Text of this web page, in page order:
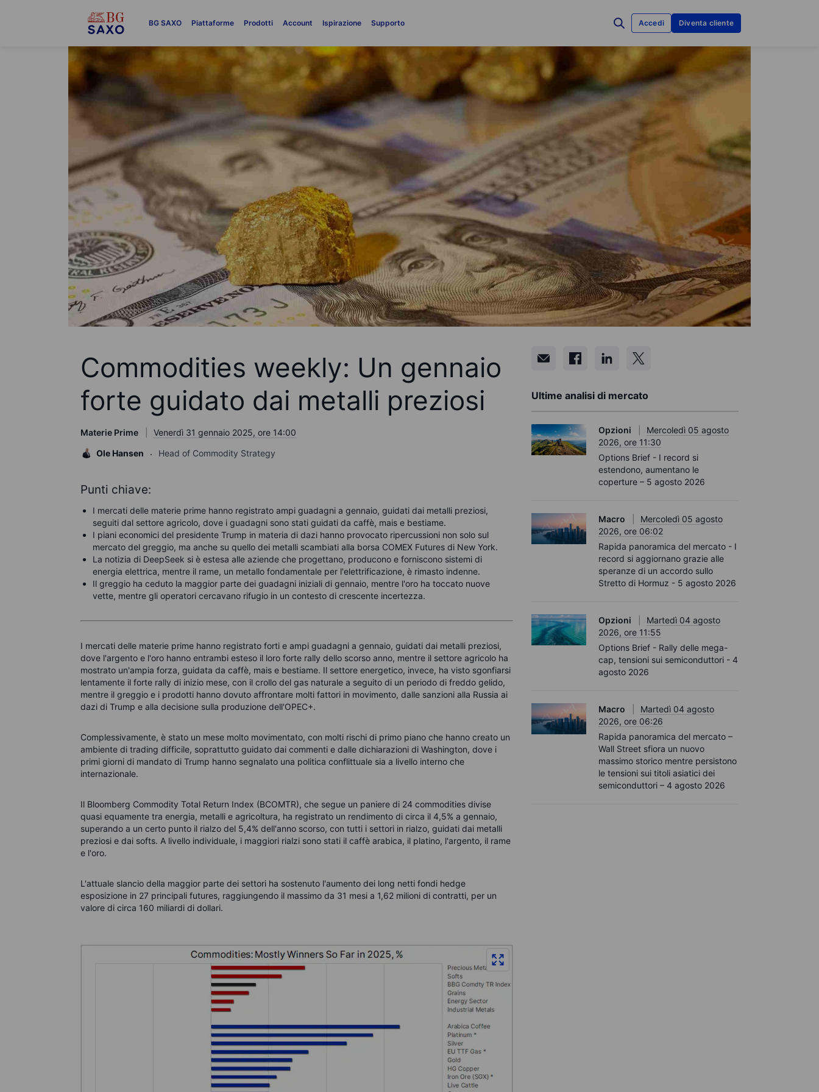
BG SAXO Piattaforme Prodotti Account Ispirazione Supporto Accedi Diventa cliente
Commodities weekly: Un gennaio
forte guidato dai metalli preziosi
Materie Prime
Venerdì 31 gennaio 2025, ore 14:00
Ole Hansen
Head of Commodity Strategy
Punti chiave:
I mercati delle materie prime hanno registrato ampi guadagni a gennaio, guidati dai metalli preziosi,
seguiti dal settore agricolo, dove i guadagni sono stati guidati da caffè, mais e bestiame.
I piani economici del presidente Trump in materia di dazi hanno provocato ripercussioni non solo sul
mercato del greggio, ma anche su quello dei metalli scambiati alla borsa COMEX Futures di New York.
La notizia di DeepSeek si è estesa alle aziende che progettano, producono e forniscono sistemi di
energia elettrica, mentre il rame, un metallo fondamentale per l'elettrificazione, è rimasto indenne.
Il greggio ha ceduto la maggior parte dei guadagni iniziali di gennaio, mentre l'oro ha toccato nuove
vette, mentre gli operatori cercavano rifugio in un contesto di crescente incertezza.
I mercati delle materie prime hanno registrato forti e ampi guadagni a gennaio, guidati dai metalli preziosi,
dove l'argento e l'oro hanno entrambi esteso il loro forte rally dello scorso anno, mentre il settore agricolo ha
mostrato un'ampia forza, guidata da caffè, mais e bestiame. Il settore energetico, invece, ha visto sgonfiarsi
lentamente il forte rally di inizio mese, con il crollo del gas naturale a seguito di un periodo di freddo gelido,
mentre il greggio e i prodotti hanno dovuto affrontare molti fattori in movimento, dalle sanzioni alla Russia ai
dazi di Trump e alla decisione sulla produzione dell'OPEC+.
Complessivamente, è stato un mese molto movimentato, con molti rischi di primo piano che hanno creato un
ambiente di trading difficile, soprattutto guidato dai commenti e dalle dichiarazioni di Washington, dove i
primi giorni di mandato di Trump hanno segnalato una politica conflittuale sia a livello interno che
internazionale.
Il Bloomberg Commodity Total Return Index (BCOMTR), che segue un paniere di 24 commodities divise
quasi equamente tra energia, metalli e agricoltura, ha registrato un rendimento di circa il 4,5% a gennaio,
superando a un certo punto il rialzo del 5,4% dell'anno scorso, con tutti i settori in rialzo, guidati dai metalli
preziosi e dai softs. A livello individuale, i maggiori rialzi sono stati il caffè arabica, il platino, l'argento, il rame
e l'oro.
L'attuale slancio della maggior parte dei settori ha sostenuto l'aumento dei long netti fondi hedge
esposizione in 27 principali futures, raggiungendo il massimo da 31 mesi a 1,62 milioni di contratti, per un
valore di circa 160 miliardi di dollari.
Ultime analisi di mercato
Opzioni
Mercoledì 05 agosto
2026, ore 11:30
Options Brief - I record si
estendono, aumentano le
coperture – 5 agosto 2026
Macro
Mercoledì 05 agosto
2026, ore 06:02
Rapida panoramica del mercato - I
record si aggiornano grazie alle
speranze di un accordo sullo
Stretto di Hormuz - 5 agosto 2026
Opzioni
Martedì 04 agosto
2026, ore 11:55
Options Brief - Rally delle mega-
cap, tensioni sui semiconduttori - 4
agosto 2026
Macro
Martedì 04 agosto
2026, ore 06:26
Rapida panoramica del mercato –
Wall Street sfiora un nuovo
massimo storico mentre persistono
le tensioni sui titoli asiatici dei
semiconduttori – 4 agosto 2026